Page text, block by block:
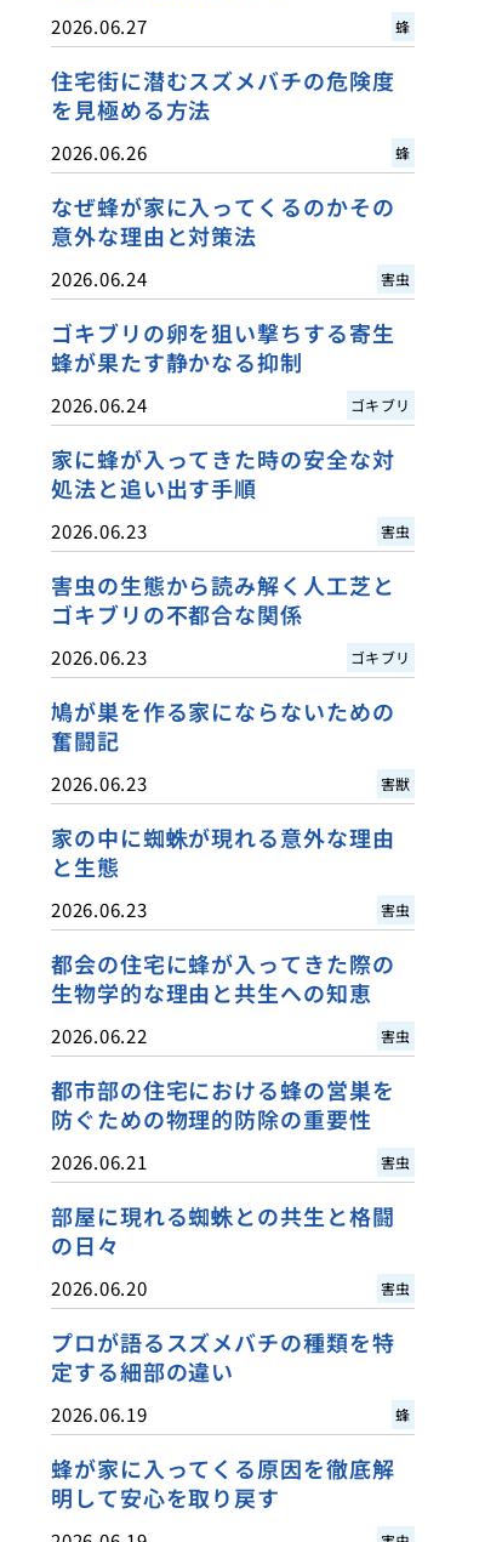
2026.06.27 蜂
住宅街に潜むスズメバチの危険度
を見極める方法
2026.06.26 蜂
なぜ蜂が家に入ってくるのかその
意外な理由と対策法
2026.06.24 害虫
ゴキブリの卵を狙い撃ちする寄生
蜂が果たす静かなる抑制
2026.06.24 ゴキブリ
家に蜂が入ってきた時の安全な対
処法と追い出す手順
2026.06.23 害虫
害虫の生態から読み解く人工芝と
ゴキブリの不都合な関係
2026.06.23 ゴキブリ
鳩が巣を作る家にならないための
奮闘記
2026.06.23 害獣
家の中に蜘蛛が現れる意外な理由
と生態
2026.06.23 害虫
都会の住宅に蜂が入ってきた際の
生物学的な理由と共生への知恵
2026.06.22 害虫
都市部の住宅における蜂の営巣を
防ぐための物理的防除の重要性
2026.06.21 害虫
部屋に現れる蜘蛛との共生と格闘
の日々
2026.06.20 害虫
プロが語るスズメバチの種類を特
定する細部の違い
2026.06.19 蜂
蜂が家に入ってくる原因を徹底解
明して安心を取り戻す